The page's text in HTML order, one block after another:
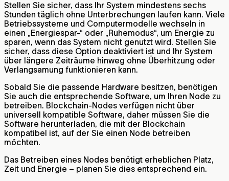
Stellen Sie sicher, dass Ihr System mindestens sechs
Stunden täglich ohne Unterbrechungen laufen kann. Viele
Betriebssysteme und Computermodelle wechseln in
einen „Energiespar-“ oder „Ruhemodus“, um Energie zu
sparen, wenn das System nicht genutzt wird. Stellen Sie
sicher, dass diese Option deaktiviert ist und Ihr System
über längere Zeiträume hinweg ohne Überhitzung oder
Verlangsamung funktionieren kann.
Sobald Sie die passende Hardware besitzen, benötigen
Sie auch die entsprechende Software, um Ihren Node zu
betreiben. Blockchain-Nodes verfügen nicht über
universell kompatible Software, daher müssen Sie die
Software herunterladen, die mit der Blockchain
kompatibel ist, auf der Sie einen Node betreiben
möchten.
Das Betreiben eines Nodes benötigt erheblichen Platz,
Zeit und Energie – planen Sie dies entsprechend ein.